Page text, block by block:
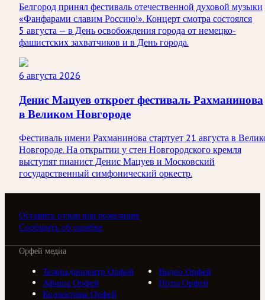
Белгород принял фестиваль отечественной духовой музыки
«Фанфарами славим Россию!». Концерт смотра состоялся
5 августа — в День освобождения города от немецко-
фашистских захватчиков и в День города.
6 августа 2026
Денис Мацуев откроет фестиваль Рахманинова
в Великом Новгороде
Фестиваль имени Рахманинова стартует 21 августа в
Новгороде. На открытии у стен Новгородского кремля
выступят пианист Денис Мацуев и Московский
государственный симфонический оркестр.
Оставить отзыв или пожелание
Сообщить об ошибке
Орфей медиа
Телерадиоцентр Орфей
Видео Орфей
Афиша Орфей
Ноты Орфей
Коллективы Орфей